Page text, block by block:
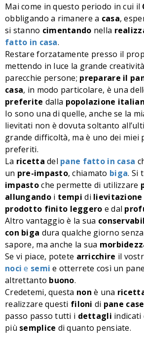
Mai come in questo periodo in cui il
obbligando a rimanere a casa,
si stanno cimentando nella
fatto in casa.
Restare forzatamente presso il
mettendo in luce la grande
parecchie persone; preparare il
casa, in modo particolare, è una
preferite dalla popolazione
Io sono una di quelle, anche se la
lievitati non è dovuta soltanto
grande difficoltà, ma è uno dei miei
preferiti.
La ricetta del pane fatto in casa
un pre-impasto, chiamato biga. Si
impastoche permette di utilizzare
allungandoi tempi di lievitazione
prodotto finito leggero e dal
Altro vantaggio è la sua
con biga dura qualche giorno
sapore, ma anche la sua
Se vi piace, potete arricchire il
nocie semi e otterrete così un
altrettanto buono.
Credetemi, questa non è una
realizzare questi filoni di pane
passo passo tutti i dettagli indicati
più semplice di quanto pensiate.